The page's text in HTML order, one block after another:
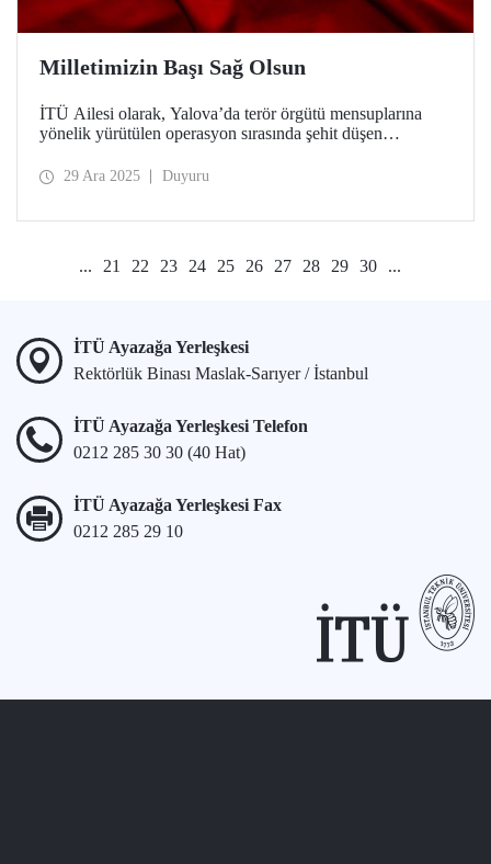
Milletimizin Başı Sağ Olsun
İTÜ Ailesi olarak, Yalova’da terör örgütü mensuplarına
yönelik yürütülen operasyon sırasında şehit düşen
yaralanan güvenlik güçlerimize acil şifalar dileriz.
29 Ara 2025 Duyuru
... 21 22 23 24 25 26 27 28 29 30 ...
İTÜ Ayazağa Yerleşkesi
Rektörlük Binası Maslak-Sarıyer / İstanbul
İTÜ Ayazağa Yerleşkesi Telefon
0212 285 30 30 (40 Hat)
İTÜ Ayazağa Yerleşkesi Fax
0212 285 29 10